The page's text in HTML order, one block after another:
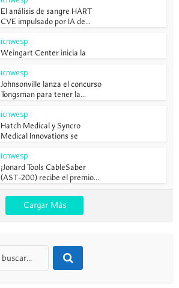
El análisis de sangre HART
CVE impulsado por IA de...
icnwesp
Weingart Center inicia la
icnwesp
Johnsonville lanza el concurso
Tongsman para tener la...
icnwesp
Hatch Medical y Syncro
Medical Innovations se
icnwesp
¡Jonard Tools CableSaber
(AST-200) recibe el premio...
Cargar Más